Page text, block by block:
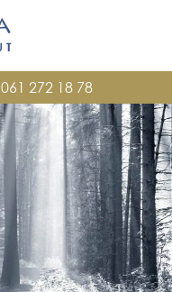
061 272 18 78